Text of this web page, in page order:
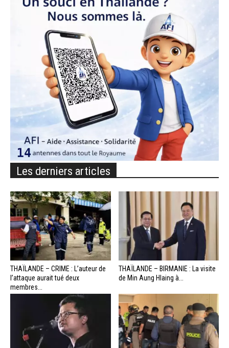
Les derniers articles
THAÏLANDE – CRIME : L’auteur de
l’attaque aurait tué deux
membres...
THAÏLANDE – BIRMANIE : La visite
de Min Aung Hlaing à...